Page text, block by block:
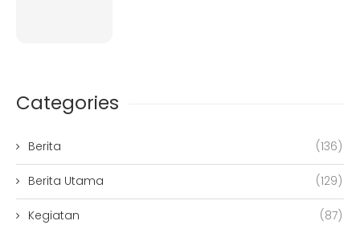
Categories
Berita (136)
Berita Utama (129)
Kegiatan (87)